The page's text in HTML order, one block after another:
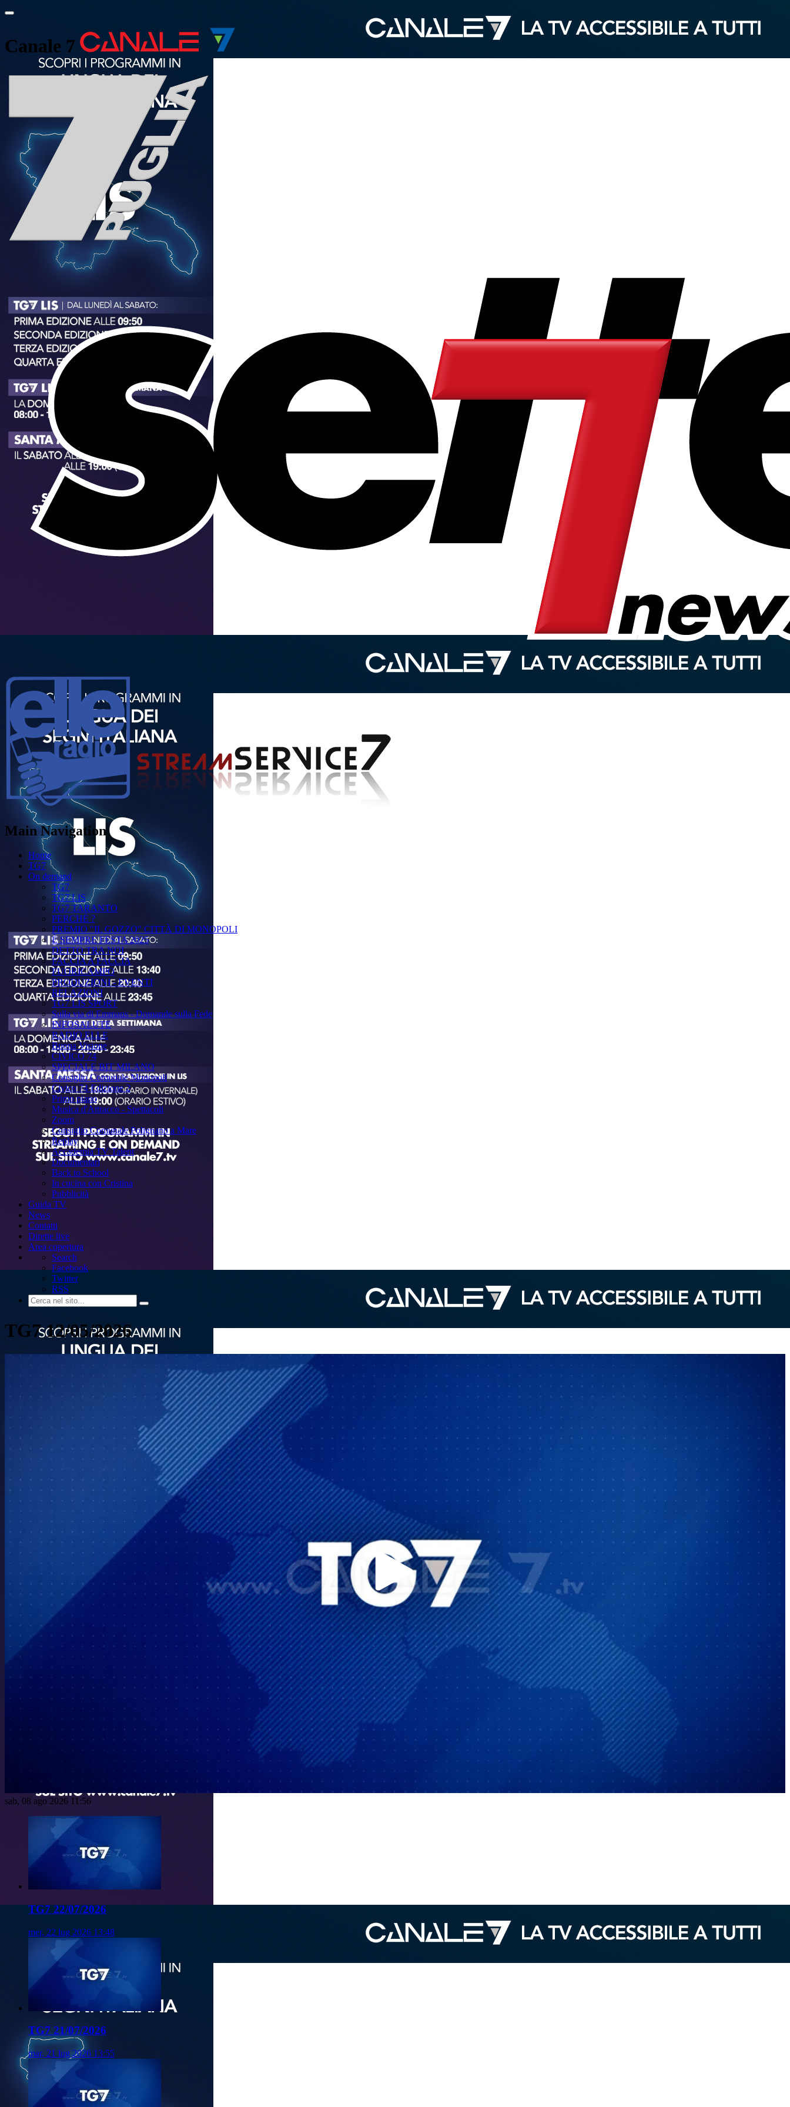
Canale 7
Main Navigation
Home
TG7
On demand
TG7
TG7 LIS
TG7 TARANTO
PERCHÉ ?
PREMIO "IL GOZZO" CITTÀ DI MONOPOLI
È SEMPRE FESTA 2025
DETTO TRA NOI
FACCIA A FACCIA
FUORICAMPO
PRODUZIONI - EVENTI
RELAZIONI
TG7 LIS SPORT
Sulla via di Emmaus - Domande sulla Fede
INFOSALUTE
RADIO ELLE
Buona Visione
CIVICO 74
SPECIALE BIT MILANO
Consiglio Comunale Monopoli
Civico 74 Edizione 2
Primo piano
Musica d'Attracco - Spettacoli
Zoom
Consiglio Comunale Polignano a Mare
Replay
Accademia TV Talent
Documentari
Back to School
In cucina con Cristina
Pubblicità
Guida TV
News
Contatti
Dirette live
Area copertura
Search
Facebook
Twitter
RSS
TG7 12/05/2026
Play
Video
sab, 08 ago 2026 11:56
TG7 22/07/2026
mer, 22 lug 2026 13:48
TG7 21/07/2026
mar, 21 lug 2026 13:55